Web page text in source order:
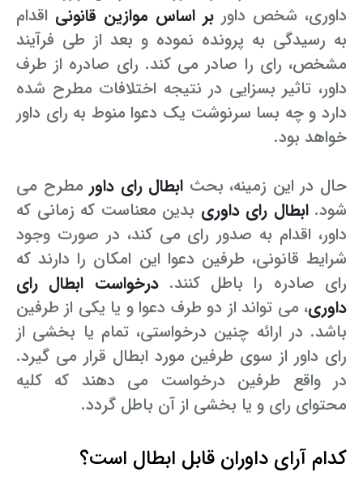
داوری، شخص داور بر اساس موازین قانونی اقدام
به رسیدگی به پرونده نموده و بعد از طی فرآیند
مشخص، رای را صادر می کند. رای صادره از طرف
داور، تاثیر بسزایی در نتیجه اختلافات مطرح شده
دارد و چه بسا سرنوشت یک دعوا منوط به رای داور
خواهد بود.
حال در این زمینه، بحث ابطال رای داور مطرح می
شود.ابطال رای داوری بدین معناست که زمانی که
داور، اقدام به صدور رای می کند، در صورت وجود
شرایط قانونی، طرفین دعوا این امکان را دارند که
رای صادره را باطل کنند. درخواست ابطال رای
داوری، می تواند از دو طرف دعوا و یا یکی از طرفین
باشد. در ارائه چنین درخواستی، تمام یا بخشی از
رای داور از سوی طرفین مورد ابطال قرار می گیرد.
در واقع طرفین درخواست می دهند که کلیه
محتوای رای و یا بخشی از آن باطل گردد.
کدام آرای داوران قابل ابطال است؟